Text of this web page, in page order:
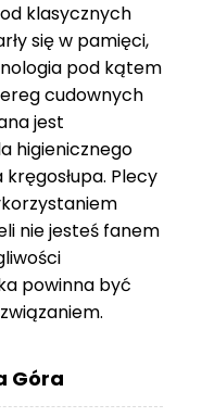
klasycznych
się w pamięci,
pod kątem
cudownych
jest
higienicznego
Plecy
nie jesteś fanem
powinna być
Góra